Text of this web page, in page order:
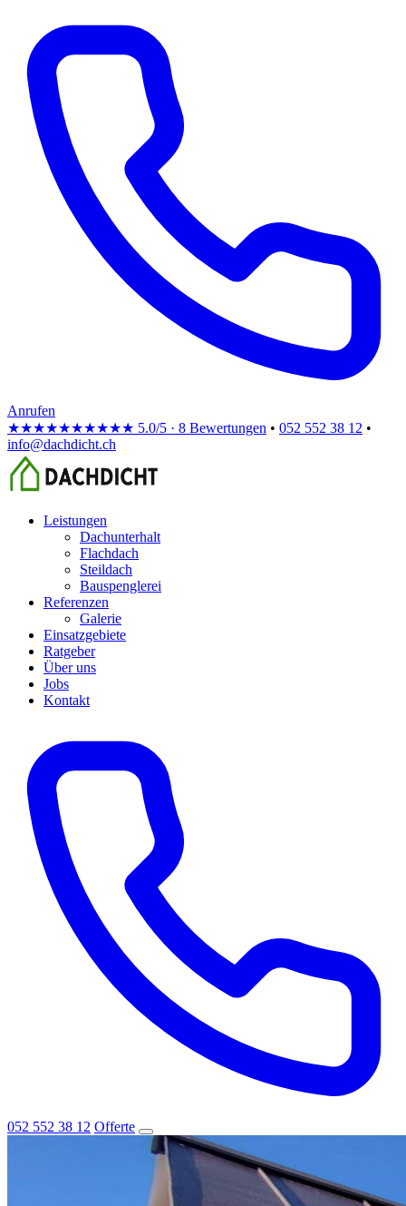
Anrufen
★★★★★★★★★★ 5.0/5 · 8 Bewertungen • 052 552 38 12 •
info@dachdicht.ch
Leistungen
Dachunterhalt
Flachdach
Steildach
Bauspenglerei
Referenzen
Galerie
Einsatzgebiete
Ratgeber
Über uns
Jobs
Kontakt
052 552 38 12 Offerte